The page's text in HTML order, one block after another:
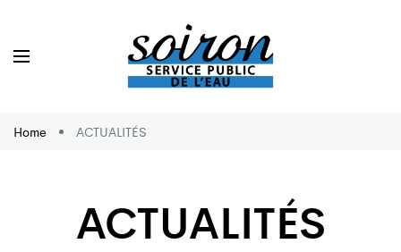
Home ACTUALITÉS
ACTUALITÉS